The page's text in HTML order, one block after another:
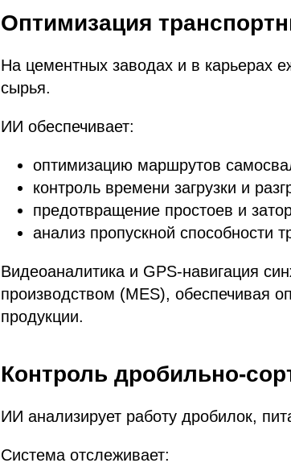
Оптимизация
На цементных заводах и в карьерах
сырья.
ИИ обеспечивает:
оптимизацию маршрутов
контроль времени загрузки и
предотвращение простоев и
анализ пропускной способности
Видеоаналитика и GPS-навигация
производством (MES), обеспечивая
продукции.
Контроль дробильно-
ИИ анализирует работу дробилок,
Система отслеживает: